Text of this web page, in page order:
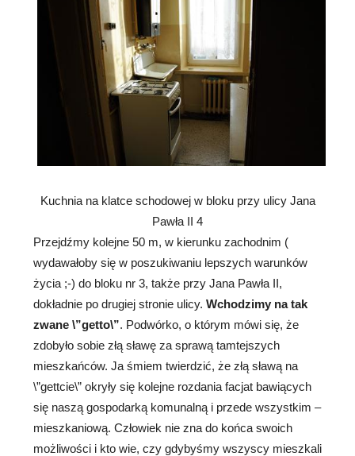
Kuchnia na klatce schodowej w bloku przy ulicy Jana
Pawła II 4
Przejdźmy kolejne 50 m, w kierunku zachodnim (
wydawałoby się w poszukiwaniu lepszych warunków
życia ;-) do bloku nr 3, także przy Jana Pawła II,
dokładnie po drugiej stronie ulicy. Wchodzimy na tak
zwane \”getto\”. Podwórko, o którym mówi się, że
zdobyło sobie złą sławę za sprawą tamtejszych
mieszkańców. Ja śmiem twierdzić, że złą sławą na
\”gettcie\” okryły się kolejne rozdania facjat bawiących
się naszą gospodarką komunalną i przede wszystkim –
mieszkaniową. Człowiek nie zna do końca swoich
możliwości i kto wie, czy gdybyśmy wszyscy mieszkali